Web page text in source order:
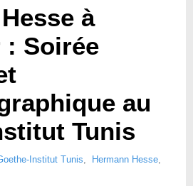
à
: Soirée
au
Tunis
Institut Tunis, Hermann Hesse,